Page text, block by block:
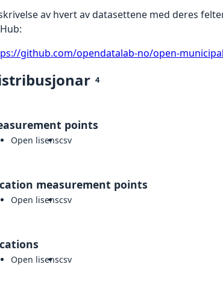
av hvert av datasettene med deres
github.com/opendatalab-no/open-
4
points
Open lisenscsv
measurement points
Open lisenscsv
Open lisenscsv